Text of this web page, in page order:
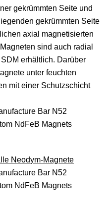
gekrümmten Seite und
gekrümmten Seite
axial magnetisierten
sind auch radial
erhältlich. Darüber
unter feuchten
mit einer Schutzschicht
Neodym-Magnete